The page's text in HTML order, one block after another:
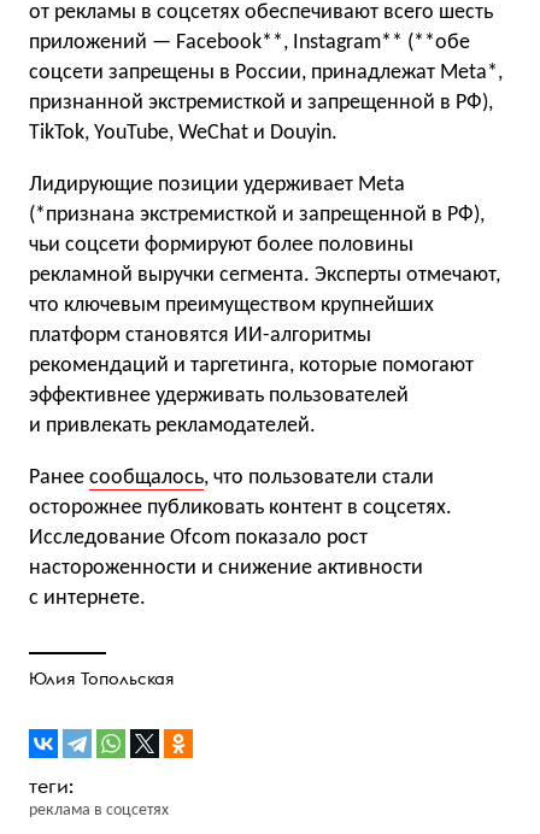
от рекламы в соцсетях обеспечивают всего шесть
приложений — Facebook**, Instagram** (**обе
соцсети запрещены в России, принадлежат Meta*,
признанной экстремисткой и запрещенной в РФ),
TikTok, YouTube, WeChat и Douyin.
Лидирующие позиции удерживает Meta
(*признана экстремисткой и запрещенной в РФ),
чьи соцсети формируют более половины
рекламной выручки сегмента. Эксперты отмечают,
что ключевым преимуществом крупнейших
платформ становятся ИИ-алгоритмы
рекомендаций и таргетинга, которые помогают
эффективнее удерживать пользователей
и привлекать рекламодателей.
Ранее сообщалось, что пользователи стали
осторожнее публиковать контент в соцсетях.
Исследование Ofcom показало рост
настороженности и снижение активности
с интернете.
Юлия Топольская
реклама в соцсетях